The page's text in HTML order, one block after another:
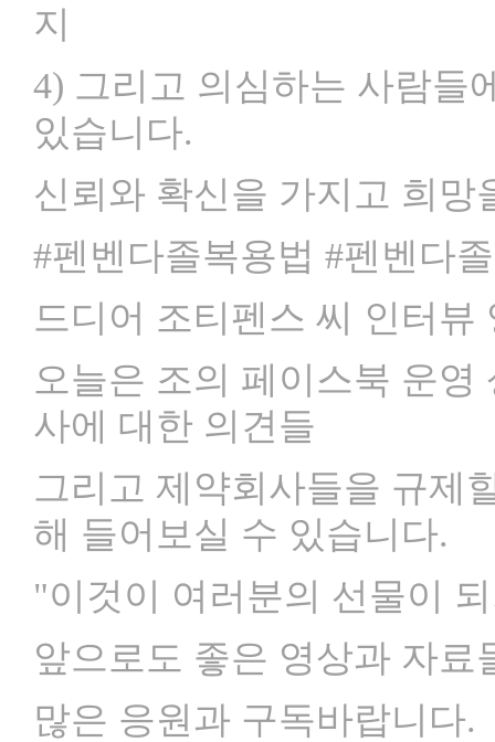
지
4) 그리고 의심하는 사람들
있습니다.
신뢰와 확신을 가지고 희
#펜벤다졸복용법 #펜벤다
드디어 조티펜스 씨 인터뷰
오늘은 조의 페이스북 운
사에 대한 의견들
그리고 제약회사들을 규제
해 들어보실 수 있습니다.
"이것이 여러분의 선물이
앞으로도 좋은 영상과 자료
많은 응원과 구독바랍니다.